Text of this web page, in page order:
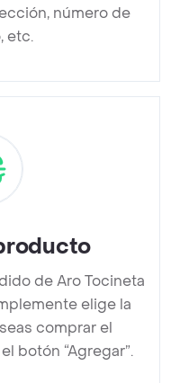
número de
etc.
de Aro Tocineta
elige la
comprar el
botón “Agregar”.